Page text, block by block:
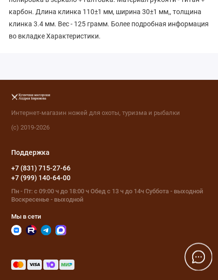
карбон. Длина клинка 110±1 мм, ширина 30±1 мм,, толщина
клинка 3.4 мм. Вес - 125 грамм. Более подробная информация
во вкладке Характеристики.
Интернет-магазин ножей для охоты, туризма и рыбалки
(с) 2019-2026
Поддержка
+7 (831) 715-27-66
+7 (999) 140-64-00
Пн - Пт: с 09:00 ч до 18:00 ч Обед с 13 ч до 14ч Суббота - выходной
Воскресенье - выходной
Мы в сети